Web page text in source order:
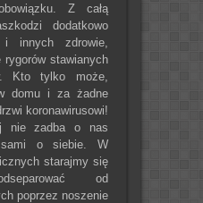
Z całą
dodatkowo
innych zdrowie,
rygorów stawianych
Kto tylko może,
domu i za żadne
koronawirusowi!
nie zadba o nas
o siebie. W
starajmy się
od
poprzez noszenie